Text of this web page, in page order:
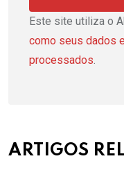
Este site utiliza o
como seus dados
processados.
ARTIGOS